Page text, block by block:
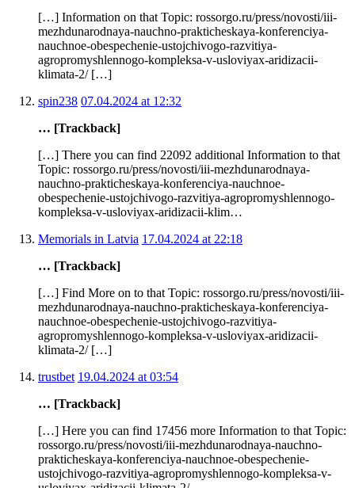
[…] Information on that Topic: rossorgo.ru/press/novosti/iii-
mezhdunarodnaya-nauchno-prakticheskaya-konferenciya-
nauchnoe-obespechenie-ustojchivogo-razvitiya-
agropromyshlennogo-kompleksa-v-usloviyax-aridizacii-
klimata-2/ […]
spin238 07.04.2024 at 12:32
… [Trackback]
[…] There you can find 22092 additional Information to that
Topic: rossorgo.ru/press/novosti/iii-mezhdunarodnaya-
nauchno-prakticheskaya-konferenciya-nauchnoe-
obespechenie-ustojchivogo-razvitiya-agropromyshlennogo-
kompleksa-v-usloviyax-aridizacii-klim…
Memorials in Latvia 17.04.2024 at 22:18
… [Trackback]
[…] Find More on to that Topic: rossorgo.ru/press/novosti/iii-
mezhdunarodnaya-nauchno-prakticheskaya-konferenciya-
nauchnoe-obespechenie-ustojchivogo-razvitiya-
agropromyshlennogo-kompleksa-v-usloviyax-aridizacii-
klimata-2/ […]
trustbet 19.04.2024 at 03:54
… [Trackback]
[…] Here you can find 17456 more Information to that Topic:
rossorgo.ru/press/novosti/iii-mezhdunarodnaya-nauchno-
prakticheskaya-konferenciya-nauchnoe-obespechenie-
ustojchivogo-razvitiya-agropromyshlennogo-kompleksa-v-